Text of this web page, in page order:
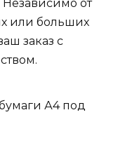
от
или больших
заказ с
А4 под